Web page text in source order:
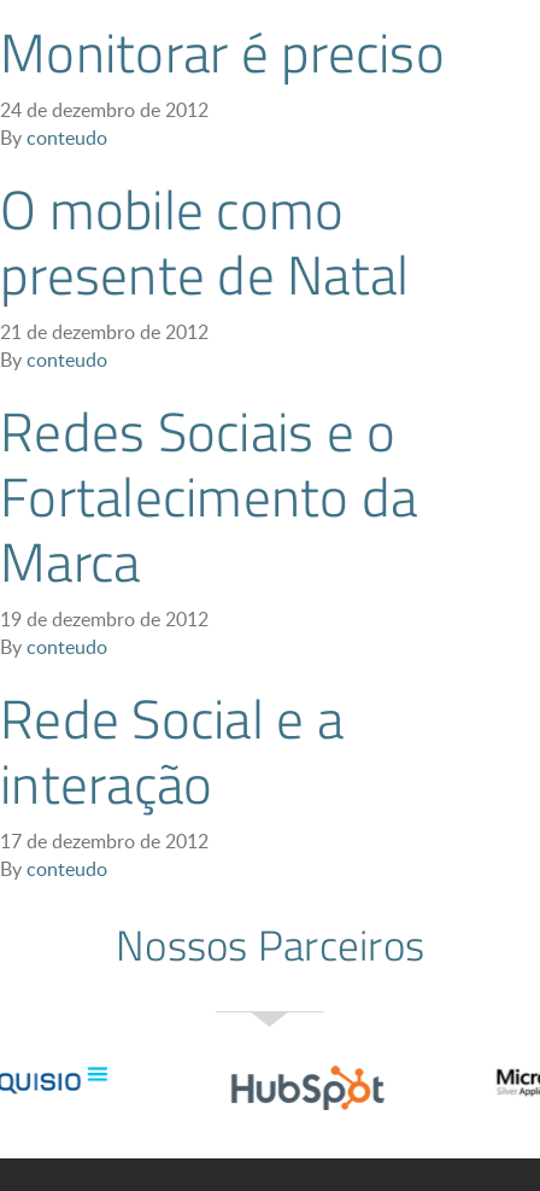
Monitorar é preciso
24 de dezembro de 2012
Byconteudo
O mobile como
presente de Natal
21 de dezembro de 2012
Byconteudo
Redes Sociais e o
Fortalecimento da
Marca
19 de dezembro de 2012
Byconteudo
Rede Social e a
interação
17 de dezembro de 2012
Byconteudo
Nossos Parceiros